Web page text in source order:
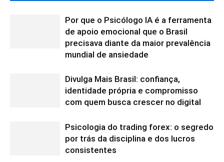
Por que o Psicólogo IA é a ferramenta
de apoio emocional que o Brasil
precisava diante da maior prevalência
mundial de ansiedade
Divulga Mais Brasil: confiança,
identidade própria e compromisso
com quem busca crescer no digital
Psicologia do trading forex: o segredo
por trás da disciplina e dos lucros
consistentes